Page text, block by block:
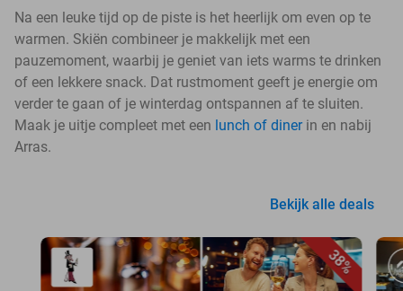
Na een leuke tijd op de piste is het heerlijk om even op te
warmen. Skiën combineer je makkelijk met een
pauzemoment, waarbij je geniet van iets warms te drinken
of een lekkere snack. Dat rustmoment geeft je energie om
verder te gaan of je winterdag ontspannen af te sluiten.
Maak je uitje compleet met een lunch of dinerin en nabij
Arras.
Bekijk alle deals
38%